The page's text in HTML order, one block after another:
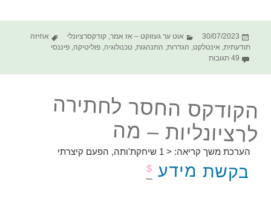
פורסם
בתאריך
30/07/2023 קטגוריות
אוט ער געזוקט – אז אמר,קודקסרציונלי תגיות
אחיזה
תודעתית, אינטלקט, הגדרות, התנהגות, טכנולוגיה,פוליטיקה,פיננסי
49 תגובות
על הקודקס החסר לחתירה לרציונליות – יישום, Application
הקודקס החסר לחתירה
לרציונליות – מה
הערכת משך קריאה: < 1 שיחקת'ותה, הפעם קיצרתי
בקשת מידע $